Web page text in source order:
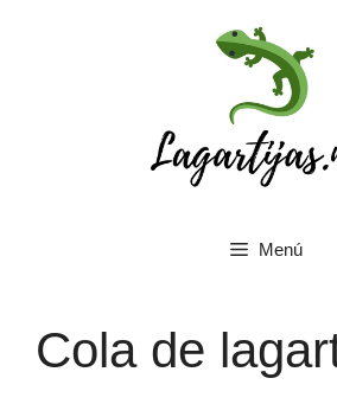
Menú
Cola de